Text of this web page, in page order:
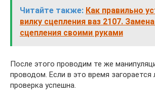
Читайте также: Как правильно
вилку сцепления ваз 2107.
сцепления своими руками
После этого проводим те же
проводом. Если в это время загорается
проверка успешна.